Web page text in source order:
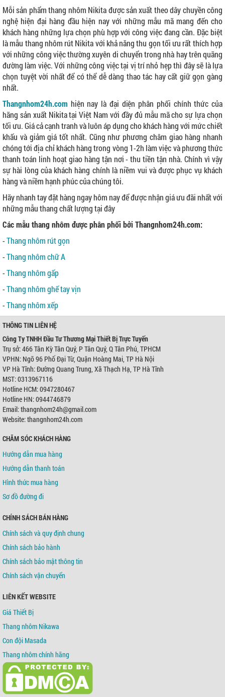
Mỗi sản phẩm thang nhôm Nikita được sản xuất theo dây chuyền công
nghệ hiện đại hàng đầu hiện nay với những mẫu mã mang đến cho
khách hàng những lựa chọn phù hợp với công việc đang cần. Đặc biệt
là mẫu thang nhôm rút Nikita với khả năng thu gọn tối ưu rất thích hợp
với những công việc thường xuyên di chuyển trong nhà hay trên quãng
đường làm việc. Với những công việc tại vị trí nhỏ hẹp thì đây sẽ là lựa
chọn tuyệt vời nhất để có thể dễ dàng thao tác hay cất giữ gọn gàng
nhất.
Thangnhom24h.com hiện nay là đại diện phân phối chính thức của
hãng sản xuất Nikita tại Việt Nam với đầy đủ mẫu mã cho sự lựa chọn
tối ưu. Giá cả cạnh tranh và luôn áp dụng cho khách hàng với mức chiết
khấu và giảm giá tốt nhất. Cũng như phương châm giao hàng nhanh
chóng tới địa chỉ khách hàng trong vòng 1-2h làm việc và phương thức
thanh toán linh hoạt giao hàng tận nơi - thu tiền tận nhà. Chính vì vậy
sự hài lòng của khách hàng chính là niềm vui và được phục vụ khách
hàng và niềm hạnh phúc của chúng tôi.
Hãy nhanh tay đặt hàng ngay hôm nay để được nhận giá ưu đãi nhất với
những mẫu thang chất lượng tại đây
Các mẫu thang nhôm được phân phối bởi Thangnhom24h.com:
-Thang nhôm rút gọn
-Thang nhôm chữ A
-Thang nhôm gấp
-Thang nhôm ghế tay vịn
-Thang nhôm xếp
THÔNG TIN LIÊN HỆ
Công Ty TNHH Đầu Tư Thương Mại Thiết Bị Trực Tuyến
Trụ sở: 466 Tân Kỳ Tân Quý, P Tân Quý, Q Tân Phú, TPHCM
VPHN: Ngõ 96 Phố Đại Từ, Quận Hoàng Mai, TP Hà Nội
VP Hà Tĩnh: Đường Quang Trung, Xã Thạch Hạ, TP Hà Tĩnh
MST: 0313967116
Hotline HCM: 0947280467
Hotline HN: 0944746879
Email: thangnhom24h@gmail.com
Website: thangnhom24h.com
CHĂM SÓC KHÁCH HÀNG
Hướng dẫn mua hàng
Hướng dẫn thanh toán
Hình thức mua hàng
Sơ đồ đường đi
CHÍNH SÁCH BÁN HÀNG
Chính sách và quy định chung
Chính sách bảo hành
Chính sách bảo mật thông tin
Chính sách vận chuyển
LIÊN KẾT WEBSITE
Giá Thiết Bị
Thang nhôm Nikawa
Con đội Masada
Thang nhôm chính hãng